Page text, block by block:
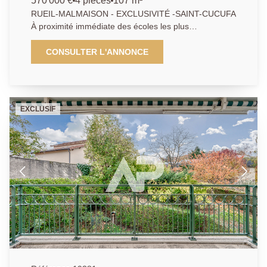
RUEIL-MALMAISON - EXCLUSIVITÉ -SAINT-CUCUFA
À proximité immédiate des écoles les plus
recherchées de Rueil-Malmaison et en lisière du bois
de Saint-Cucufa, en dernier étage, découvrez ce
magnifique appartement familial d'environ 108 m²,
parfaitement entretenue, ce bien séduit par ses
volumes généreux, sa luminosité et la qualité de ses
prestations. L'appartement s'ouvre sur une entrée
accueillante desservant un agréable séjour de 24 m²
prolongé par une terrasse. La cuisine familiale
entièrement équipée offre une surface confortable de
10 m². L'espace nuit se compose de trois chambres
aux volumes généreux, toutes bénéficiant d'un accès
à une terrasse privative. Deux d'entre elles offrent une
superficie confortable de 18 m² chacune, tandis que la
troisième développe 10 m². Un espace bureau de 7
m² , une salle d'eau, une salle de bains et des toilettes
complètent harmonieusement l'ensemble. Une cave
ainsi que deux places de parking en sous-sol viennent
CONSULTER L'ANNONCE
EXCLUSIF